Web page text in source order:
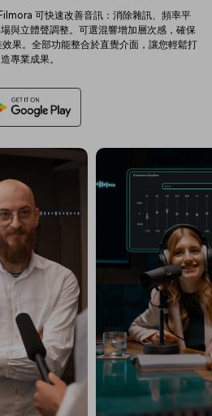
可快速改善音訊：消除雜訊、頻率平
與立體聲調整。可選混響增加層次感，確保
果。全部功能整合於直覺介面，讓您輕鬆打
造專業成果。